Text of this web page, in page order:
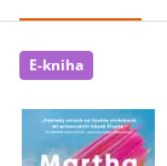
E-kniha